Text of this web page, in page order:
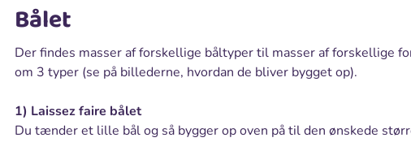
Bålet
Der findes masser af forskellige båltyper til masser af forskellige
om 3 typer (se på billederne, hvordan de bliver bygget op).
1) Laissez faire bålet
Du tænder et lille bål og så bygger op oven på til den ønskede